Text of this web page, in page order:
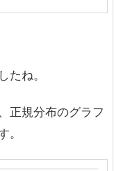
たね。
正規分布のグラフ
。